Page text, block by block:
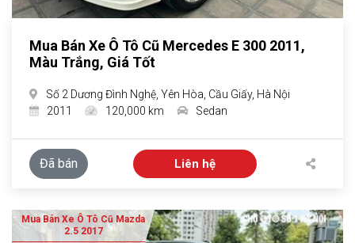
Mua Bán Xe Ô Tô Cũ Mercedes E 300 2011,
Màu Trắng, Giá Tốt
Số 2 Dương Đình Nghệ, Yên Hòa, Cầu Giấy, Hà Nội
2011
120,000 km Sedan
Đã bán Liên hệ
Mua Bán Xe Ô Tô Cũ Mazda
2.5 2017